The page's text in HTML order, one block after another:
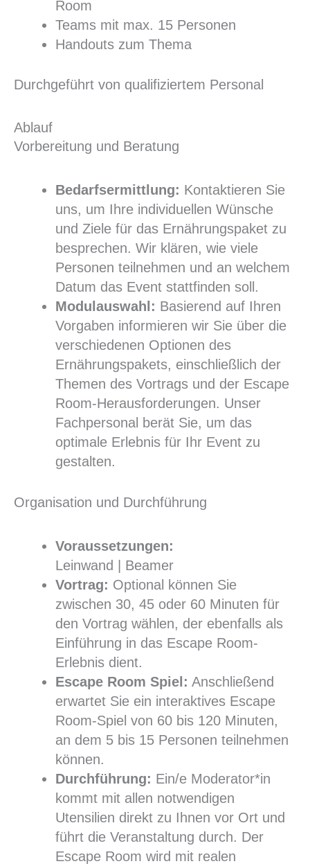
Room
Teams mit max. 15 Personen
Handouts zum Thema
Durchgeführt von qualifiziertem Personal
Ablauf
Vorbereitung und Beratung
Bedarfsermittlung: Kontaktieren Sie
uns, um Ihre individuellen Wünsche
und Ziele für das Ernährungspaket zu
besprechen. Wir klären, wie viele
Personen teilnehmen und an welchem
Datum das Event stattfinden soll.
Modulauswahl: Basierend auf Ihren
Vorgaben informieren wir Sie über die
verschiedenen Optionen des
Ernährungspakets, einschließlich der
Themen des Vortrags und der Escape
Room-Herausforderungen. Unser
Fachpersonal berät Sie, um das
optimale Erlebnis für Ihr Event zu
gestalten.
Organisation und Durchführung
Voraussetzungen:
Leinwand | Beamer
Vortrag: Optional können Sie
zwischen 30, 45 oder 60 Minuten für
den Vortrag wählen, der ebenfalls als
Einführung in das Escape Room-
Erlebnis dient.
Escape Room Spiel: Anschließend
erwartet Sie ein interaktives Escape
Room-Spiel von 60 bis 120 Minuten,
an dem 5 bis 15 Personen teilnehmen
können.
Durchführung: Ein/e Moderator*in
kommt mit allen notwendigen
Utensilien direkt zu Ihnen vor Ort und
führt die Veranstaltung durch. Der
Escape Room wird mit realen